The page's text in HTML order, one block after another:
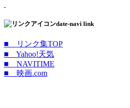
date-navi link
■ リンク集TOP
■ Yahoo!天気
■ NAVITIME
■ 映画.com